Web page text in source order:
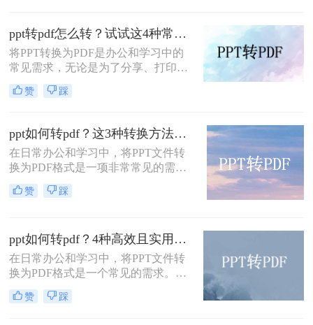
ppt转pdf怎么转？试试这4种常用方法！
将PPT转换为PDF是办公和学习中的
常见需求，无论是为了分享、打印还
是确保格式兼容性。那么ppt转pdf怎
么转呢？本文将介绍多种实用方法，
赞 踩
ppt如何转pdf？这3种转换方法尝试下！
在日常办公和学习中，将PPT文件转
换为PDF格式是一项非常常见的需
求。PDF格式因其跨平台兼容性强、
文件体积小、易于阅读和打印等特
将PPT转换为PDF的方法。
赞 踩
ppt如何转pdf？4种高效且实用的方法详解！
在日常办公和学习中，将PPT文件转
换为PDF格式是一个常见的需求。
PDF文件具有兼容性强、格式固定、
不易被修改等优点，非常适合用于分
赞 踩